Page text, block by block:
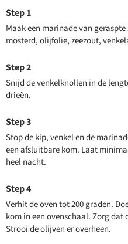
Maak een marinade van
mosterd, olijfolie, zeezout,
Snijd de venkelknollen in de
drieën.
Stop de kip, venkel en de
een afsluitbare kom. Laat
heel nacht.
Verhit de oven tot 200 graden.
kom in een ovenschaal. Zorg
Strooi de olijven er overheen.